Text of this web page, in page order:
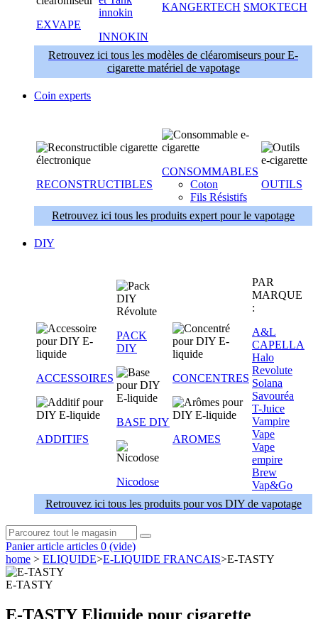
EXVAPE
INNOKIN
KANGERTECH SMOKTECH
Retrouvez ici tous les modèles de cléaromiseurs pour E-
cigarette matériel de vapotage
Coin experts
RECONSTRUCTIBLES
CONSOMMABLES
Coton
Fils Résistifs
OUTILS
Retrouvez ici tous les produits expert pour le vapotage
DIY
ACCESSOIRES
ADDITIFS
PACK
DIY
BASE DIY
Nicodose
CONCENTRES
AROMES
PAR
MARQUE
:
A&L
CAPELLA
Halo
Revolute
Solana
Savouréa
T-Juice
Vampire
Vape
Vape
empire
Brew
Vap&Go
Retrouvez ici tous les produits pour vos DIY de vapotage
Panier article articles 0 (vide)
home > ELIQUIDE>E-LIQUIDE FRANCAIS>E-TASTY
E-TASTY
E-TASTY Eliquide pour cigarette